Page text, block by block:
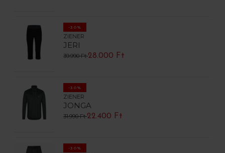
-30%
ZIENER
JERI
39.990 Ft28.000 Ft
-30%
ZIENER
JONGA
31.990 Ft22.400 Ft
-30%